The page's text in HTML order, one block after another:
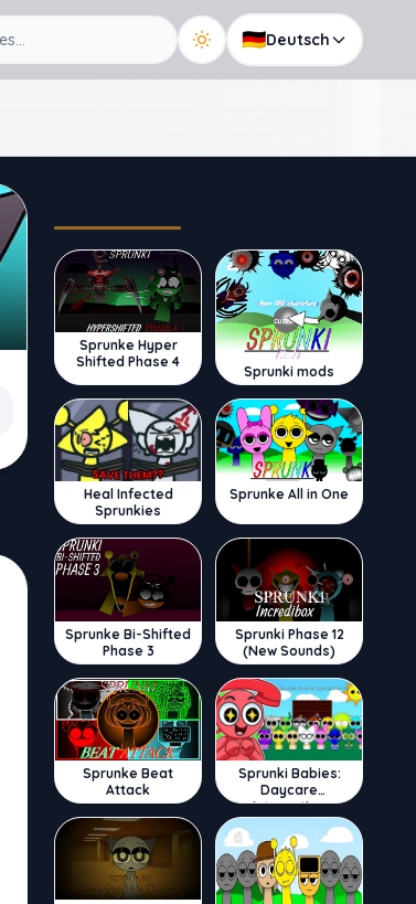
🇩🇪Deutsch
Sprunke Hyper
Shifted Phase 4
Sprunki mods
Heal Infected
Sprunkies
Sprunke All in One
Sprunke Bi-Shifted
Phase 3
Sprunki Phase 12
(New Sounds)
Sprunke Beat
Attack
Sprunki Babies:
Daycare
Interactive